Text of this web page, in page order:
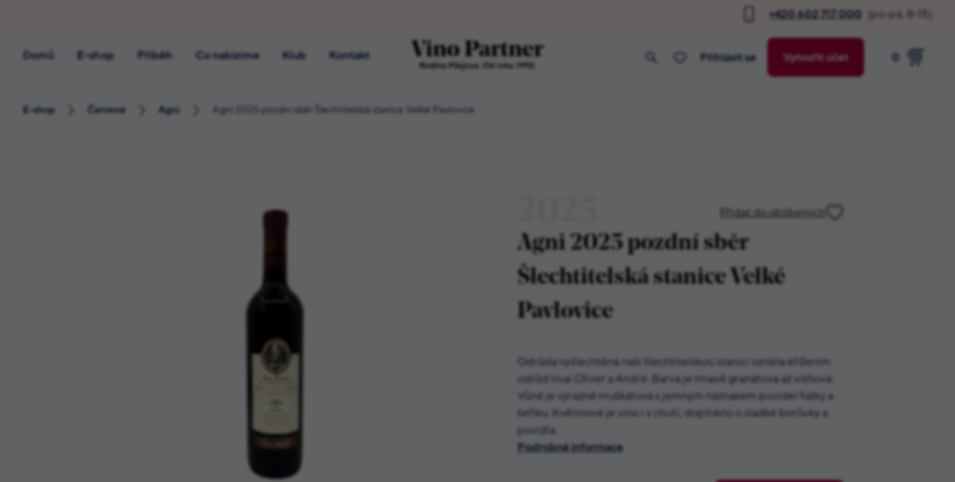
+420 602 717 000 (po-pá, 8-15)
Rodina Pšejova. Od roku 1992.
Domů E-shop Příběh Co nabízíme Klub Kontakt Přihlásit se Vytvořit účet 0
E-shop Červené Agni Agni 2025 pozdní sběr Šlechtitelská stanice Velké Pavlovice
Přidat do oblíbených
Agni 2025 pozdní sběr
Šlechtitelská stanice Velké
Pavlovice
Odrůda vyšlechtěná naší šlechtitelskou stanicí vznikla křížením
odrůd Irsai Oliver a André. Barva je tmavě granátová až višňová.
Vůně je výrazně muškátová s jemným náznakem povidel fialky a
šeříku. Květinové je víno i v chuti, doplněno o sladké borůvky a
povidla.
Podrobné informace